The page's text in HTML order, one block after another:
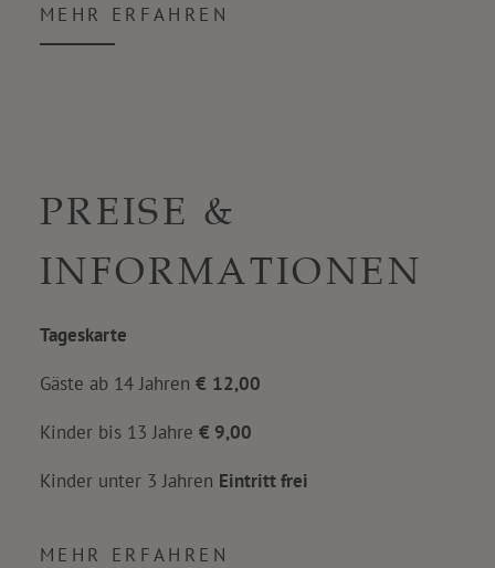
MEHR ERFAHREN
PREISE &
INFORMATIONEN
Tageskarte
Gäste ab 14 Jahren € 12,00
Kinder bis 13 Jahre € 9,00
Kinder unter 3 Jahren Eintritt frei
MEHR ERFAHREN